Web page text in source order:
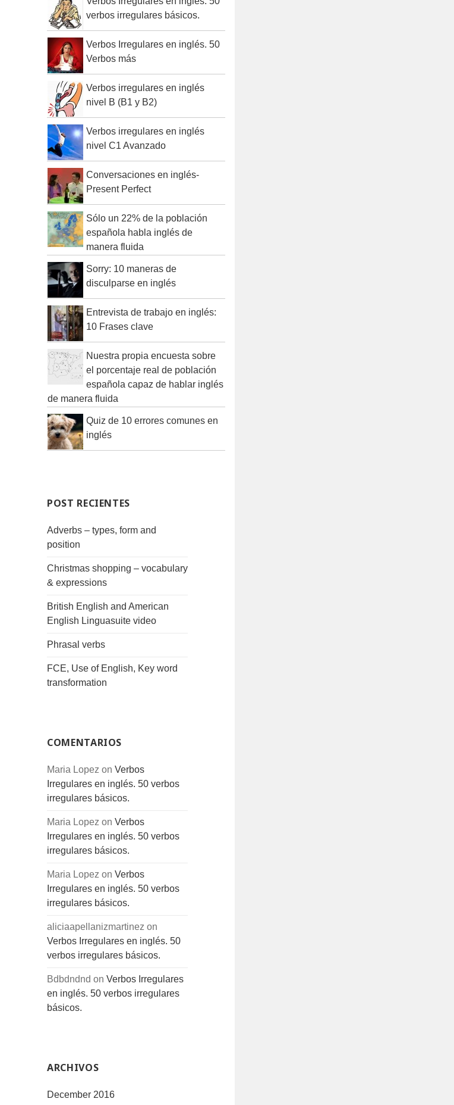
r
:
verbos irregulares básicos.
Verbos Irregulares en inglés. 50
Verbos más
Verbos irregulares en inglés
nivel B (B1 y B2)
Verbos irregulares en inglés
nivel C1 Avanzado
Conversaciones en inglés-
Present Perfect
Sólo un 22% de la población
española habla inglés de
manera fluida
Sorry: 10 maneras de
disculparse en inglés
Entrevista de trabajo en inglés:
10 Frases clave
Nuestra propia encuesta sobre
el porcentaje real de población
española capaz de hablar inglés
de manera fluida
Quiz de 10 errores comunes en
inglés
POST RECIENTES
Adverbs – types, form and
position
Christmas shopping – vocabulary
& expressions
British English and American
English Linguasuite video
Phrasal verbs
FCE, Use of English, Key word
transformation
COMENTARIOS
Maria Lopez onVerbos
Irregulares en inglés. 50 verbos
irregulares básicos.
Maria Lopez onVerbos
Irregulares en inglés. 50 verbos
irregulares básicos.
Maria Lopez onVerbos
Irregulares en inglés. 50 verbos
irregulares básicos.
aliciaapellanizmartinez on
Verbos Irregulares en inglés. 50
verbos irregulares básicos.
Bdbdndnd onVerbos Irregulares
en inglés. 50 verbos irregulares
básicos.
ARCHIVOS
December 2016